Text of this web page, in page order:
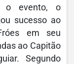
o evento, o
sucesso ao
em seu
ao Capitão
Segundo